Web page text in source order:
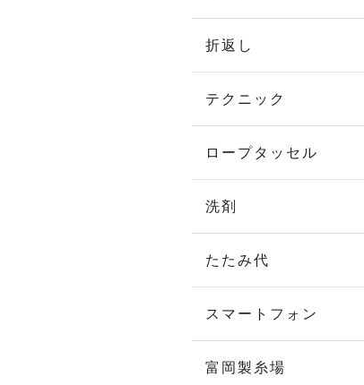
折返し
テクニック
ロープタッセル
洗剤
たたみ代
スマートフォン
富岡製糸場